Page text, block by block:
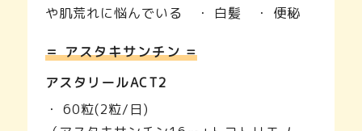
や肌荒れに悩んでいる ・ 白髪 ・ 便秘
＝ アスタキサンチン =
アスタリールACT2
・ 60粒(2粒/日)